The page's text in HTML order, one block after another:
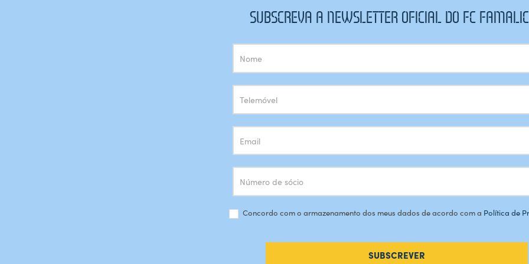
SUBSCREVA A NEWSLETTER OFICIAL DO FC
Concordo com o armazenamento dos meus dados de acordo com a Política de
SUBSCREVER